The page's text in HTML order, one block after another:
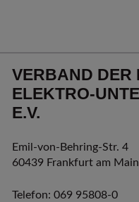
VERBAND DER
ELEKTRO-
E.V.
Emil-von-Behring-Str. 4
60439 Frankfurt am Main
Telefon: 069 95808-0